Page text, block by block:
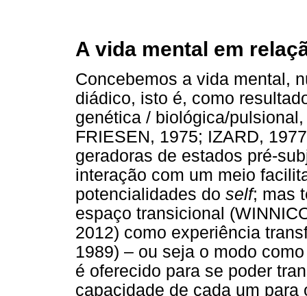
A vida mental em
Concebemos a vida mental,
diádico, isto é, como
genética / biológica/
FRIESEN, 1975; IZARD,
geradoras de estados pré-
interação com um meio
potencialidades do self; mas
espaço transicional
2012) como experiência
1989) – ou seja o modo
é oferecido para se poder
capacidade de cada um para